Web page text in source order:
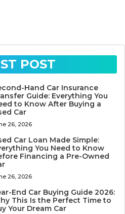
POST
Hand Car Insurance
Guide: Everything You
to Know After Buying a
Car
26, 2026
Car Loan Made Simple:
You Need to Know
Financing a Pre-Owned
26, 2026
End Car Buying Guide 2026:
This Is the Perfect Time to
Your Dream Car